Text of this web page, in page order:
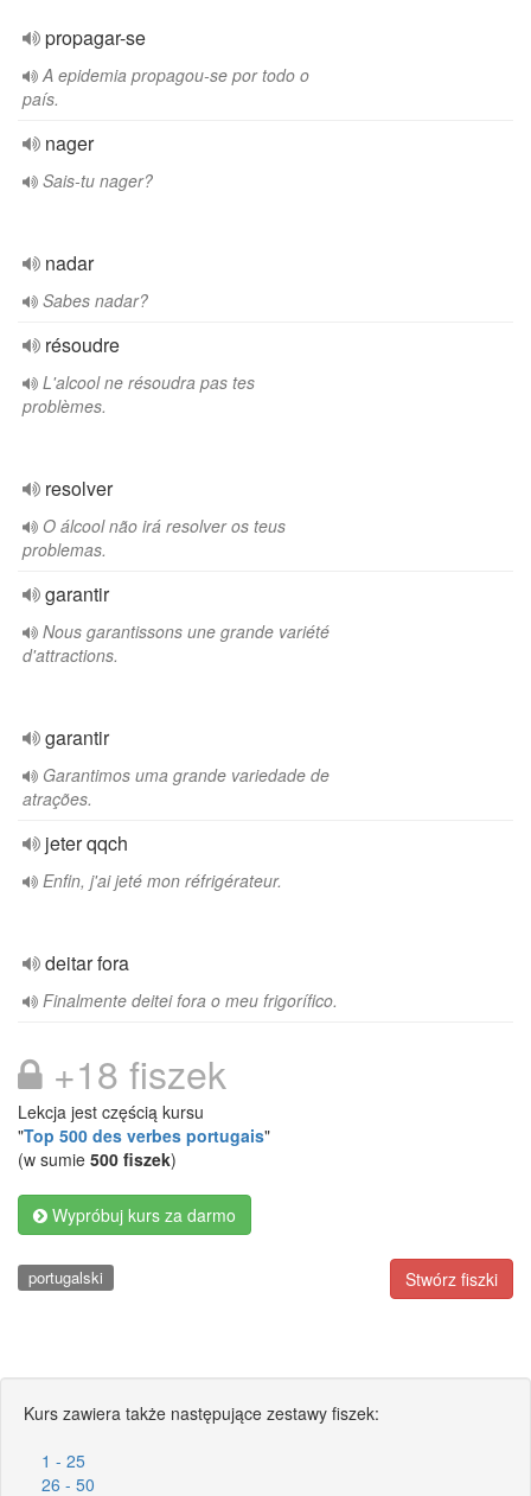
propagar-se
A epidemia propagou-se por todo o
país.
nager
Sais-tu nager?
nadar
Sabes nadar?
résoudre
L'alcool ne résoudra pas tes
problèmes.
resolver
O álcool não irá resolver os teus
problemas.
garantir
Nous garantissons une grande variété
d'attractions.
garantir
Garantimos uma grande variedade de
atrações.
jeter qqch
Enfin, j'ai jeté mon réfrigérateur.
deitar fora
Finalmente deitei fora o meu frigorífico.
+18 fiszek
Lekcja jest częścią kursu
"Top 500 des verbes portugais"
(w sumie 500 fiszek)
Wypróbuj kurs za darmo
Stwórz fiszki
portugalski
Kurs zawiera także następujące zestawy fiszek:
1 - 25
26 - 50